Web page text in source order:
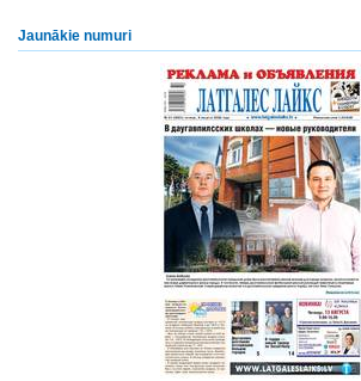
Jaunākie numuri